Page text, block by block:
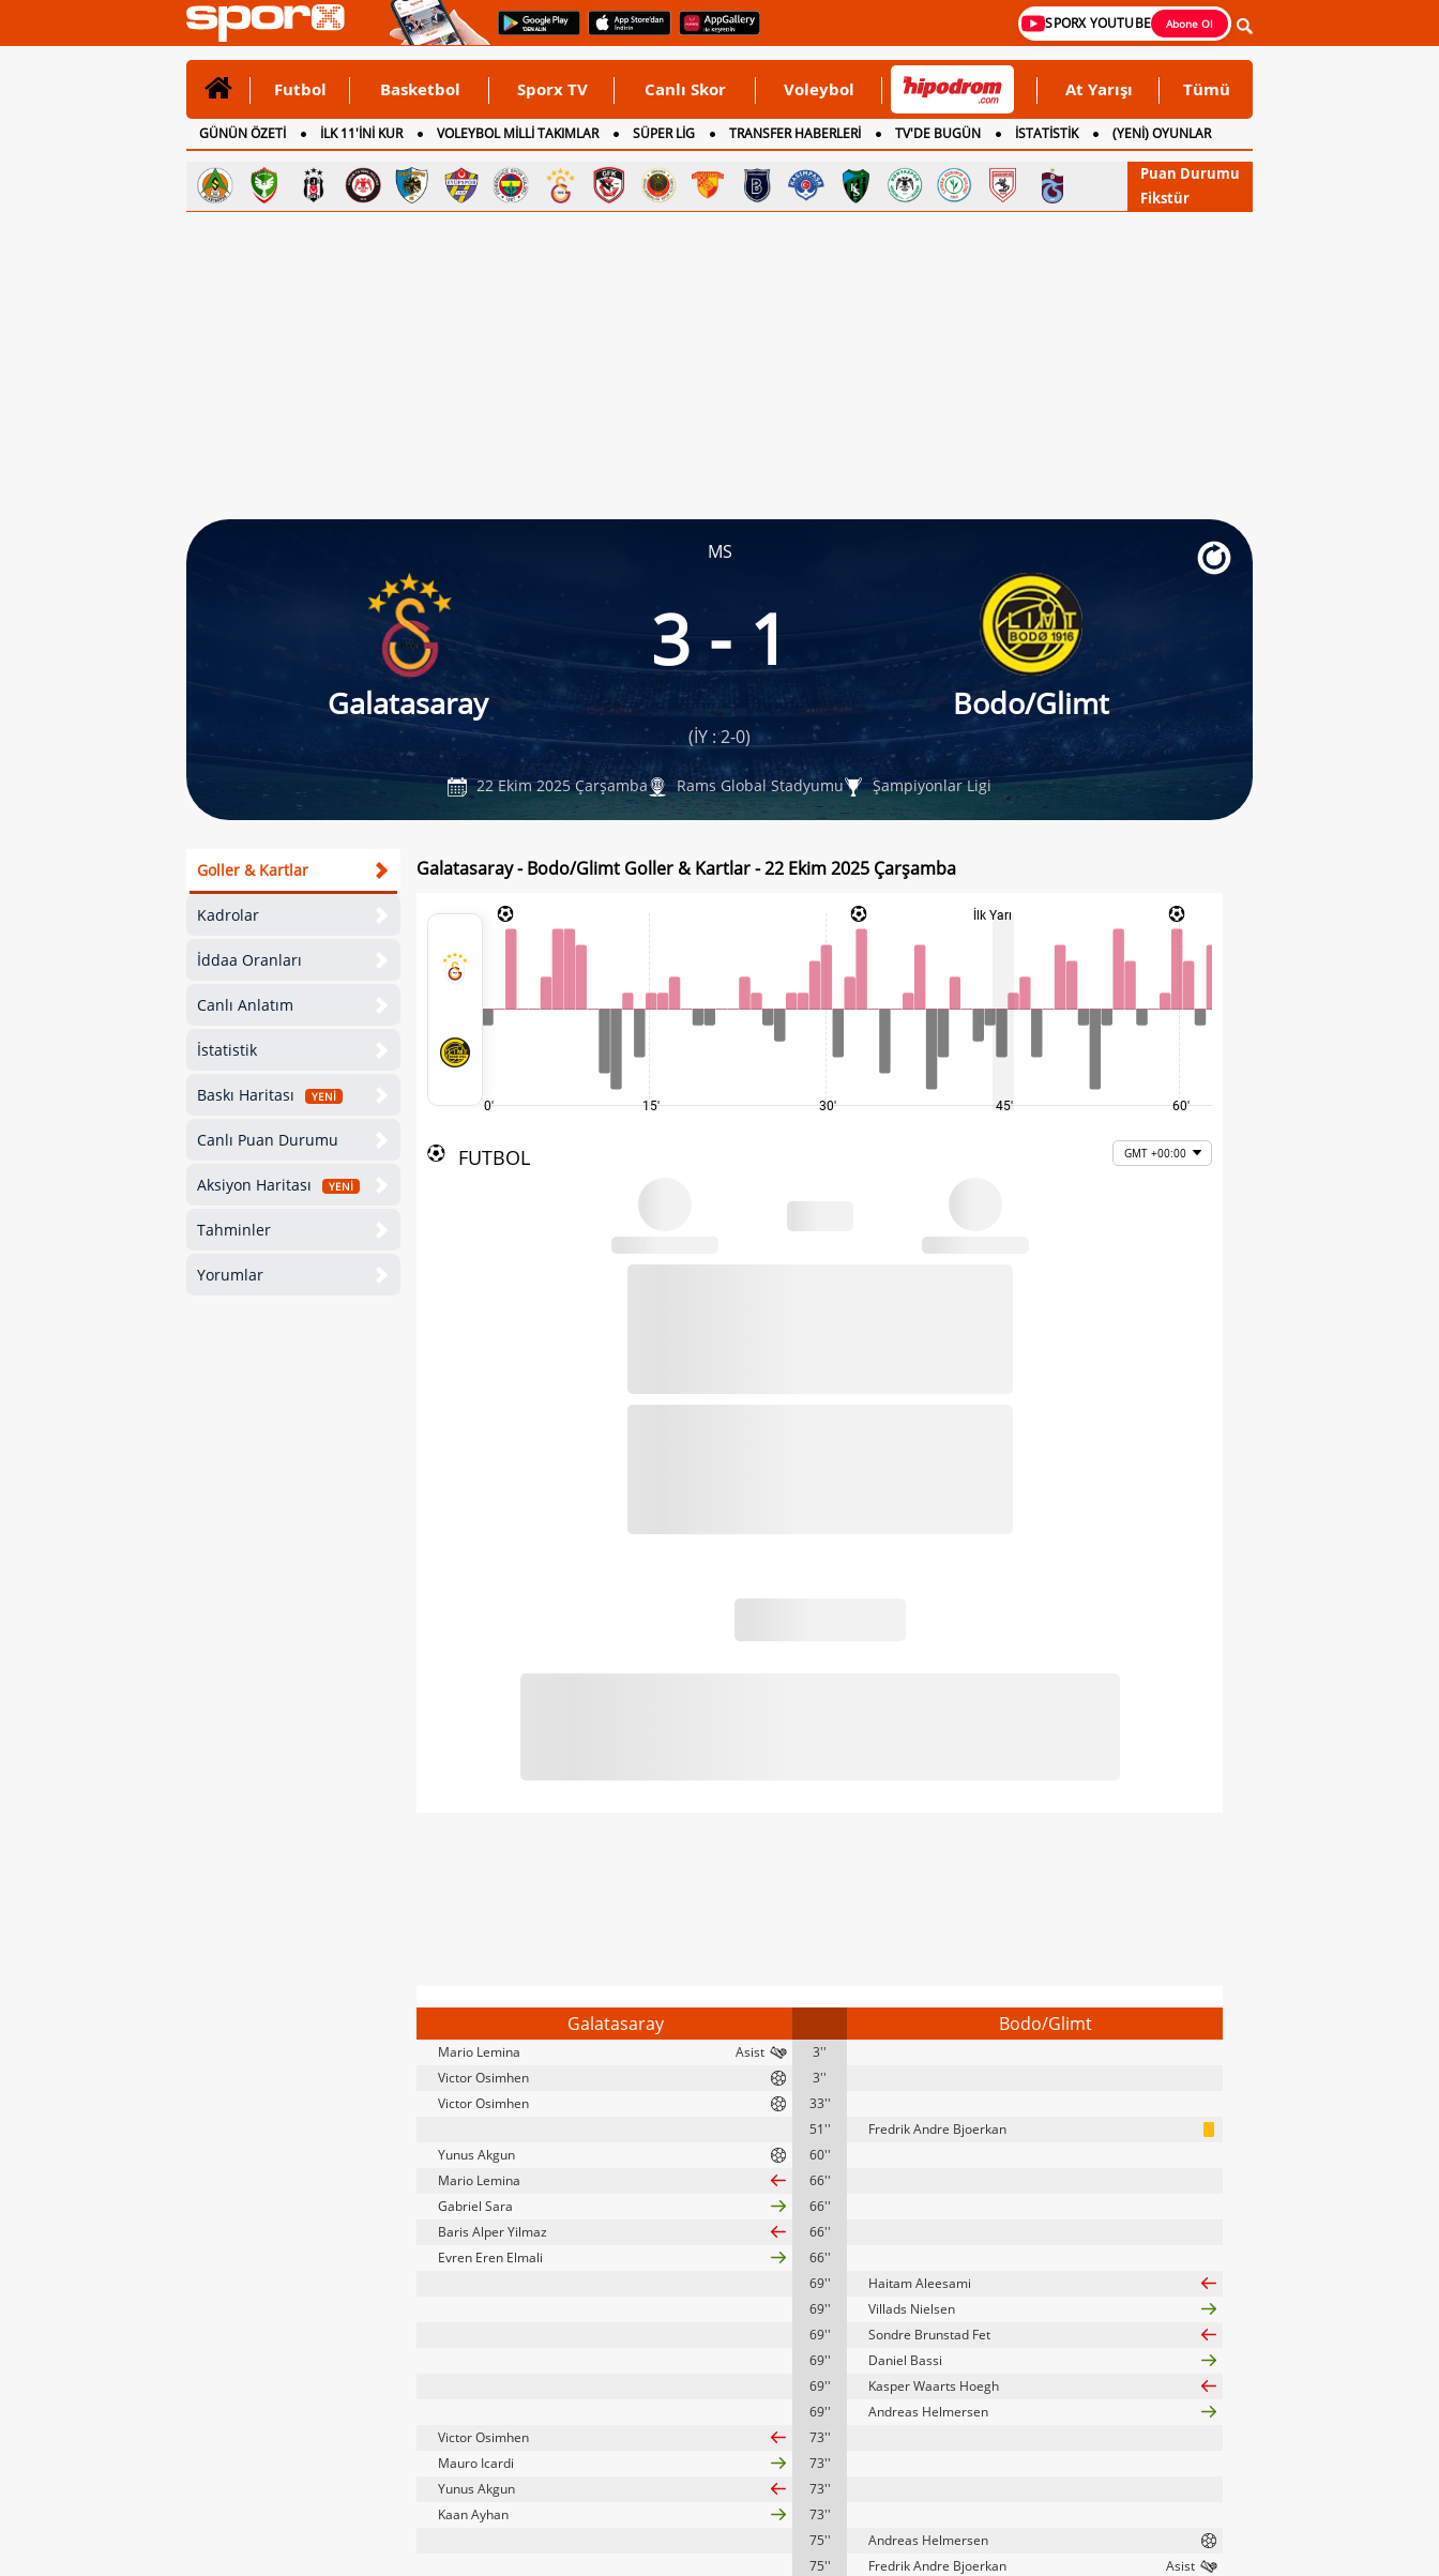
SPORX YOUTUBE Abone Ol
Futbol Basketbol Sporx TV Canlı Skor Voleybol At Yarışı Tümü
GÜNÜN ÖZETİ İLK 11'İNİ KUR VOLEYBOL MİLLİ TAKIMLAR SÜPER LİG TRANSFER HABERLERİ TV'DE BUGÜN İSTATİSTİK
(YENİ) OYUNLAR
CANLI ANLATIM
İNGİLTERE
Puan Durumu
Fikstür
MS
Galatasaray
3 - 1
Bodo/Glimt
(İY : 2-0)
22 Ekim 2025 Çarşamba Rams Global Stadyumu Şampiyonlar Ligi
Goller & Kartlar
Kadrolar
İddaa Oranları
Canlı Anlatım
İstatistik
Baskı Haritası YENİ
Canlı Puan Durumu
Aksiyon Haritası YENİ
Tahminler
Yorumlar
Galatasaray - Bodo/Glimt Goller & Kartlar - 22 Ekim 2025 Çarşamba
0' 15' 30'
İlk Yarı
45' 60'
FUTBOL GMT +00:00
Galatasaray Bodo/Glimt
Mario Lemina
3''
Victor Osimhen
3''
Victor Osimhen
33''
51''
Fredrik Andre Bjoerkan
Yunus Akgun
60''
Mario Lemina
66''
Gabriel Sara
66''
Baris Alper Yilmaz
66''
Evren Eren Elmali
66''
69''
Haitam Aleesami
69''
Villads Nielsen
69''
Sondre Brunstad Fet
69''
Daniel Bassi
69''
Kasper Waarts Hoegh
69''
Andreas Helmersen
Victor Osimhen
73''
Mauro Icardi
73''
Yunus Akgun
73''
Kaan Ayhan
73''
75''
Andreas Helmersen
75''
Fredrik Andre Bjoerkan